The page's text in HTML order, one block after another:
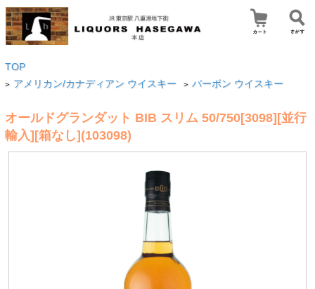
TOP
> アメリカン/カナディアン ウイスキー > バーボン ウイスキー
オールドグランダット BIB スリム 50/750[3098][並行
輸入][箱なし](103098)